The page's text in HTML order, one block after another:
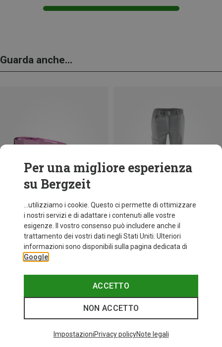
Guarda anche...
+11 Taglie
ONE SIZE
fino a 29%
I più cercati
Per una migliore esperienza
su Bergzeit
...utilizziamo i cookie. Questo ci permette di ottimizzare
i nostri servizi e di adattare i contenuti alle vostre
esigenze. Il vostro consenso può includere anche il
trattamento dei vostri dati negli Stati Uniti. Ulteriori
informazioni sono disponibili sulla pagina dedicata di
Google
ACCETTO
NON ACCETTO
ImpostazioniPrivacy policyNote legali